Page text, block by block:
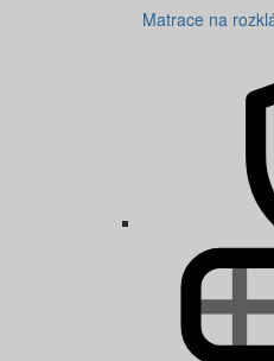
Matrace na